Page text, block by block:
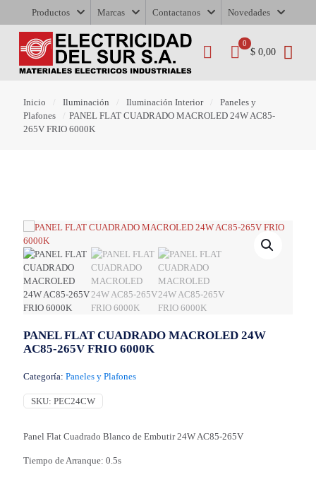
Productos Marcas Contactanos Novedades
0
$ 0,00
Inicio Iluminación Iluminación Interior
Paneles y
Plafones
PANEL FLAT CUADRADO MACROLED 24W AC85-
265V FRIO 6000K
PANEL FLAT CUADRADO MACROLED 24W
AC85-265V FRIO 6000K
Categoría: Paneles y Plafones
SKU: PEC24CW
Panel Flat Cuadrado Blanco de Embutir 24W AC85-265V
Tiempo de Arranque: 0.5s